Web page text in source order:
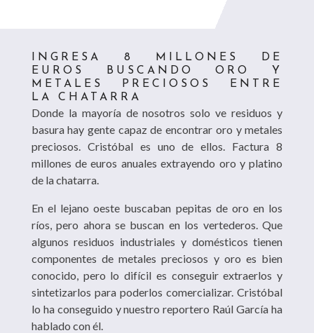
INGRESA 8 MILLONES DE
EUROS BUSCANDO ORO Y
METALES PRECIOSOS ENTRE
LA CHATARRA
Donde la mayoría de nosotros solo ve residuos y
basura hay gente capaz de encontrar oro y metales
preciosos. Cristóbal es uno de ellos. Factura 8
millones de euros anuales extrayendo oro y platino
de la chatarra.
En el lejano oeste buscaban pepitas de oro en los
ríos, pero ahora se buscan en los vertederos. Que
algunos residuos industriales y domésticos tienen
componentes de metales preciosos y oro es bien
conocido, pero lo difícil es conseguir extraerlos y
sintetizarlos para poderlos comercializar. Cristóbal
lo ha conseguido y nuestro reportero Raúl García ha
hablado con él.